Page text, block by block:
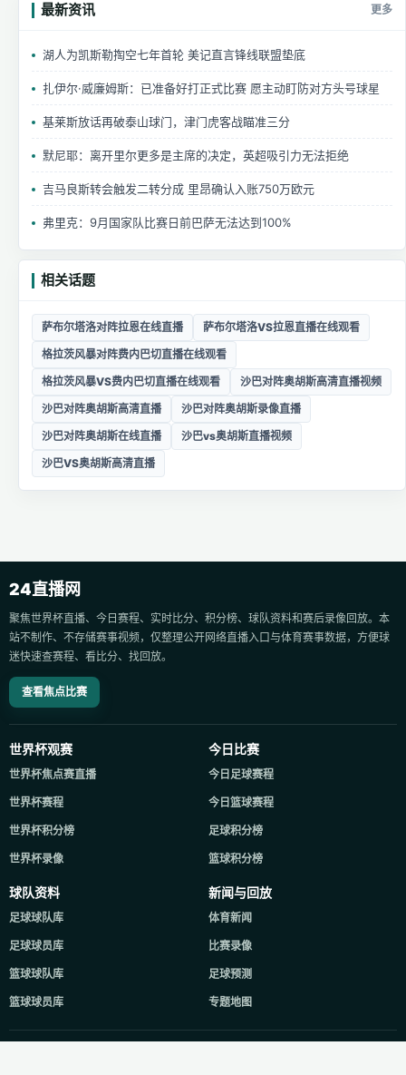
最新资讯 更多
湖人为凯斯勒掏空七年首轮 美记直言锋线联盟垫底
扎伊尔·威廉姆斯：已准备好打正式比赛 愿主动盯防对方头号球星
基莱斯放话再破泰山球门，津门虎客战瞄准三分
默尼耶：离开里尔更多是主席的决定，英超吸引力无法拒绝
吉马良斯转会触发二转分成 里昂确认入账750万欧元
弗里克：9月国家队比赛日前巴萨无法达到100%
相关话题
萨布尔塔洛对阵拉恩在线直播
萨布尔塔洛VS拉恩直播在线观看
格拉茨风暴对阵费内巴切直播在线观看
格拉茨风暴VS费内巴切直播在线观看
沙巴对阵奥胡斯高清直播视频
沙巴对阵奥胡斯高清直播
沙巴对阵奥胡斯录像直播
沙巴对阵奥胡斯在线直播
沙巴vs奥胡斯直播视频
沙巴VS奥胡斯高清直播
24直播网
聚焦世界杯直播、今日赛程、实时比分、积分榜、球队资料和赛后录像回放。本
站不制作、不存储赛事视频，仅整理公开网络直播入口与体育赛事数据，方便球
迷快速查赛程、看比分、找回放。
查看焦点比赛
世界杯观赛
世界杯焦点赛直播
世界杯赛程
世界杯积分榜
世界杯录像
今日比赛
今日足球赛程
今日篮球赛程
足球积分榜
篮球积分榜
球队资料
足球球队库
足球球员库
篮球球队库
篮球球员库
新闻与回放
体育新闻
比赛录像
足球预测
专题地图